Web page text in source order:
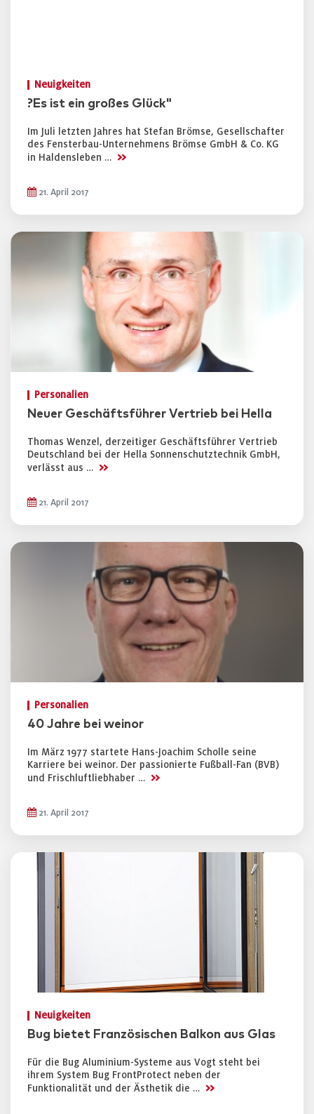
Neuigkeiten
?Es ist ein großes Glück"
Im Juli letzten Jahres hat Stefan Brömse, Gesellschafter
des Fensterbau-Unternehmens Brömse GmbH & Co. KG
in Haldensleben … >>
21. April 2017
Personalien
Neuer Geschäftsführer Vertrieb bei Hella
Thomas Wenzel, derzeitiger Geschäftsführer Vertrieb
Deutschland bei der Hella Sonnenschutztechnik GmbH,
verlässt aus … >>
21. April 2017
Personalien
40 Jahre bei weinor
Im März 1977 startete Hans-Joachim Scholle seine
Karriere bei weinor. Der passionierte Fußball-Fan (BVB)
und Frischluftliebhaber … >>
21. April 2017
Neuigkeiten
Bug bietet Französischen Balkon aus Glas
Für die Bug Aluminium-Systeme aus Vogt steht bei
ihrem System Bug FrontProtect neben der
Funktionalität und der Ästhetik die … >>